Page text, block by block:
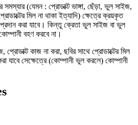
সমস্যার (যেমন : প্রোডাক্ট ভাঙ্গা, ছেঁড়া, ভুল সাইজ,
মিল না থাকা ইত্যাদি) ক্ষেত্রে ক্রয়কৃত
করা যাবে। কিন্তু ক্রেতা ভুল সাইজ বা ভুল
বহণ করবে না।
প্রোডাক্ট কাজ না করা, ছবির সাথে প্রোডাক্টের মিল
যাবে সেক্ষেত্রে (কোম্পানী ভুল করলে) কোম্পানী